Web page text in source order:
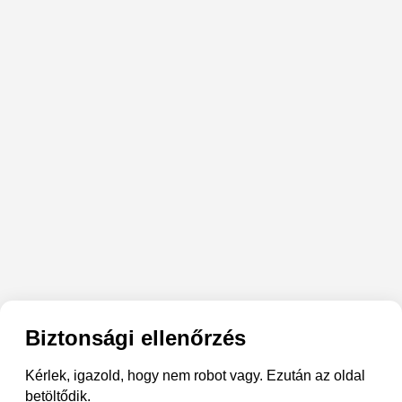
Biztonsági ellenőrzés
Kérlek, igazold, hogy nem robot vagy. Ezután az oldal
betöltődik.